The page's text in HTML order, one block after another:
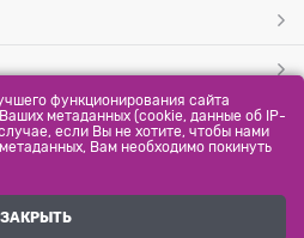
функционирования сайта
метаданных (cookie, данные об IP-
если Вы не хотите, чтобы нами
Вам необходимо покинуть
ЗАКРЫТЬ